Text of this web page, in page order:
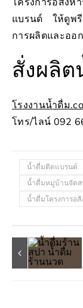
แบรนด์ ให้ดูพรี
การผลิตและออ
สั่งผลิต
โรงงานน้ำดื่ม
โทร/ไลน์ 092
น้ำดื่มติดแบรนด์
น้ำดื่มหมู่บ้านจัดส
น้ำดื่มโครงการอสั